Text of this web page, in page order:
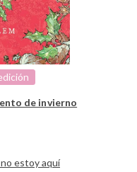
de invierno